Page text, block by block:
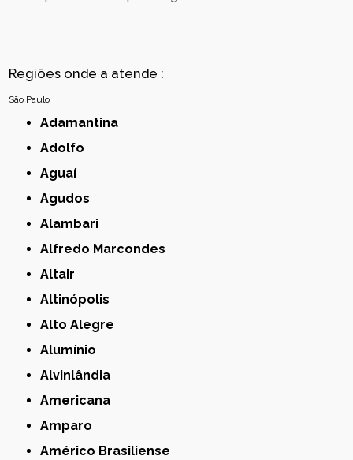
Regiões onde a atende :
São Paulo
Adamantina
Adolfo
Aguaí
Agudos
Alambari
Alfredo Marcondes
Altair
Altinópolis
Alto Alegre
Alumínio
Alvinlândia
Americana
Amparo
Américo Brasiliense